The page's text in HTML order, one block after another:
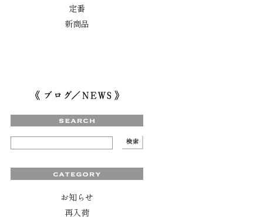
定番
新商品
お知らせ
再入荷